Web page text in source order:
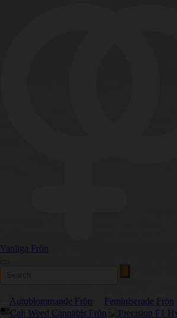
Vanliga Frön
Autoblommande Frön Feminiserade Frön
Cali Weed Cannabis Frön